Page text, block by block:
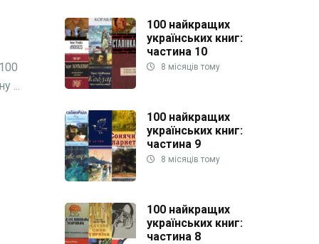
...
100 найкращих
українських книг:
частина 10
8 місяців тому
100 найкращих
українських книг:
частина 9
8 місяців тому
100 найкращих
українських книг:
частина 8